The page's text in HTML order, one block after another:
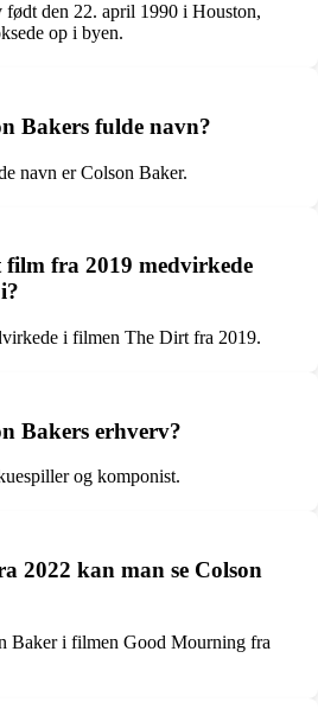
født den 22. april 1990 i Houston,
op i byen.
Bakers fulde navn?
navn er Colson Baker.
fra 2019 medvirkede
i filmen The Dirt fra 2019.
Bakers erhverv?
og komponist.
2022 kan man se Colson
Baker i filmen Good Mourning fra